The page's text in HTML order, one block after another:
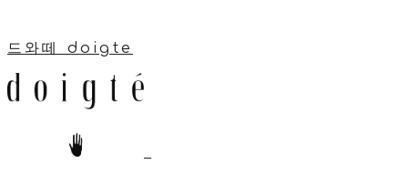
드와떼 doigte